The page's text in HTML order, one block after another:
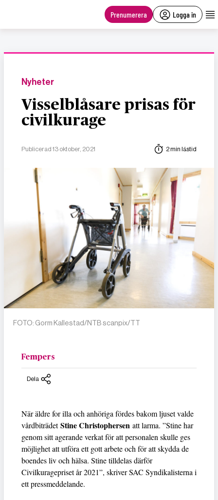
Prenumerera Logga in
Nyheter
Visselblåsare prisas för
civilkurage
Publicerad 13 oktober, 2021 2 min lästid
FOTO: Gorm Kallestad/NTB scanpix/TT
Fempers
Dela
När äldre for illa och anhöriga fördes bakom ljuset valde
vårdbiträdetStine Christophersen att larma. ”Stine har
genom sitt agerande verkat för att personalen skulle ges
möjlighet att utföra ett gott arbete och för att skydda de
boendes liv och hälsa. Stine tilldelas därför
Civilkuragepriset år 2021”, skriver SAC Syndikalisterna i
ett pressmeddelande.